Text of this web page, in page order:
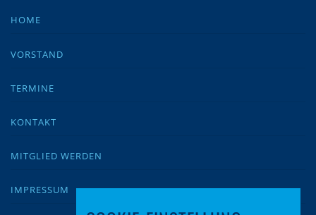
HOME
VORSTAND
TERMINE
KONTAKT
MITGLIED WERDEN
IMPRESSUM